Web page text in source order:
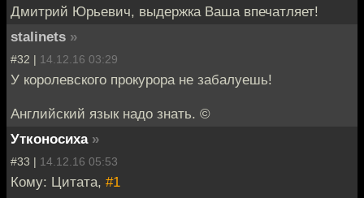
Дмитрий Юрьевич, выдержка Ваша впечатляет!
stalinets »
#32 | 14.12.16 03:29
У королевского прокурора не забалуешь!
Английский язык надо знать. ©
Утконосиха »
#33 | 14.12.16 05:53
Кому: Цитата, #1